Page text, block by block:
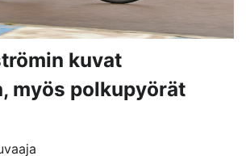
kuvat
myös polkupyörät